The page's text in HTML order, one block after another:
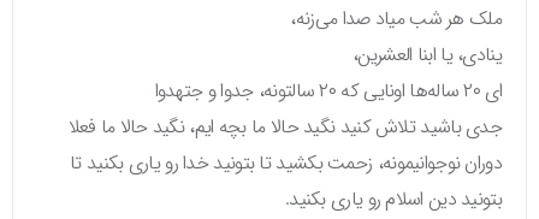
ملک هر شب میاد صدا می‌زنه،
ینادی، یا ابنا العشرین،
ای ۲۰ ساله‌ها اونایی که ۲۰ سالتونه، جدوا و جتهدوا
جدی باشید تلاش کنید نگید حالا ما بچه ایم، نگید حالا ما فعلا
دوران نوجوانیمونه، زحمت بکشید تا بتونید خدا رو یاری بکنید تا
بتونید دین اسلام رو یاری بکنید.